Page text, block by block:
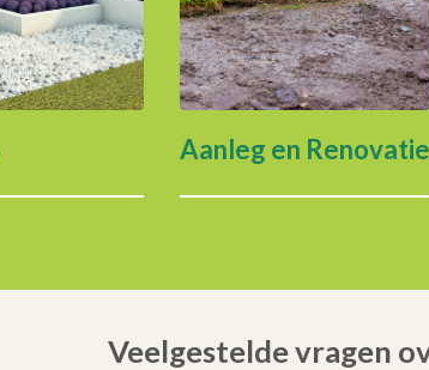
Aanleg en Renovatie
Veelgestelde vragen